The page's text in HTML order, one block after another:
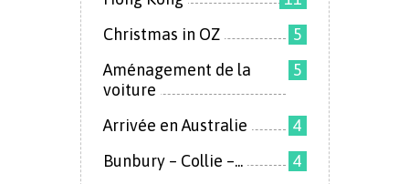
5
Christmas in OZ
5
Aménagement de la
voiture
4
Arrivée en Australie
4
Bunbury – Collie –...